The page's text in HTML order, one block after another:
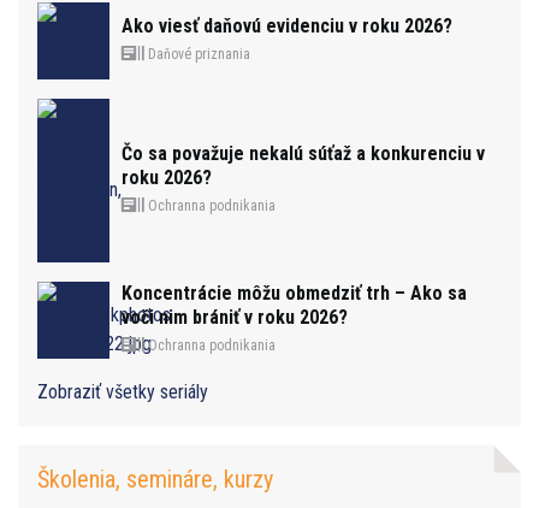
Ako viesť daňovú evidenciu v roku 2026?
Daňové priznania
Čo sa považuje nekalú súťaž a konkurenciu v
roku 2026?
Ochranna podnikania
Koncentrácie môžu obmedziť trh – Ako sa
voči nim brániť v roku 2026?
Ochranna podnikania
Zobraziť všetky seriály
Školenia, semináre, kurzy